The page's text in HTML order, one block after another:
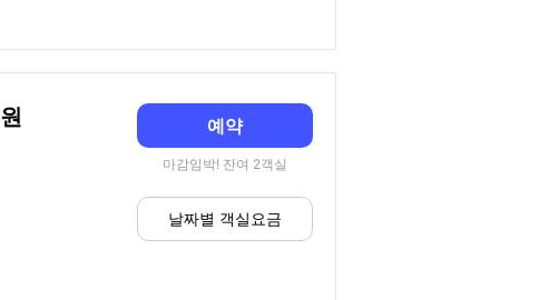
예약
마감임박! 잔여 2객실
날짜별 객실요금